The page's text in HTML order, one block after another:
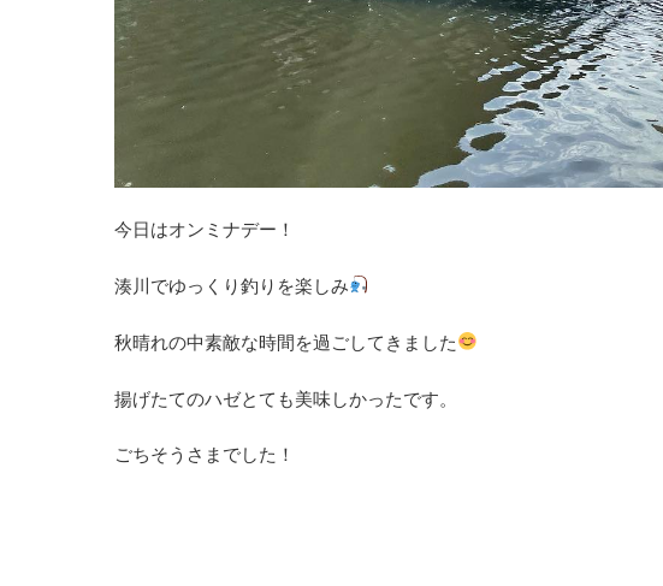
今日はオンミナデー！
湊川でゆっくり釣りを楽しみ
秋晴れの中素敵な時間を過ごしてきました
揚げたてのハゼとても美味しかったです。
ごちそうさまでした！